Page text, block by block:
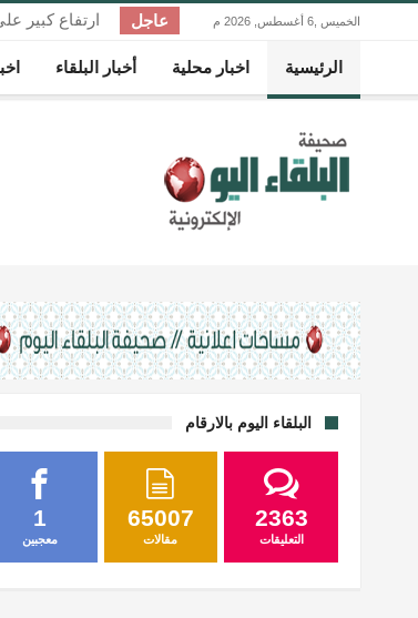
الخميس ,6 أغسطس, 2026 م عاجل ارتفاع كبير
الرئيسية اخبار محلية أخبار البلقاء
البلقاء اليوم بالارقام
1
معجبين
65007
مقالات
2363
التعليقات